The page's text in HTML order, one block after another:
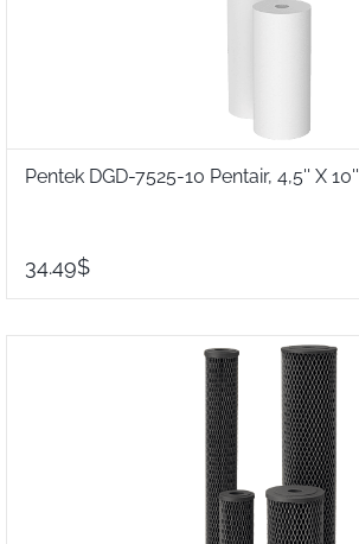
Pentek DGD-7525-10 Pentair, 4,5'' X 10''
34.49$